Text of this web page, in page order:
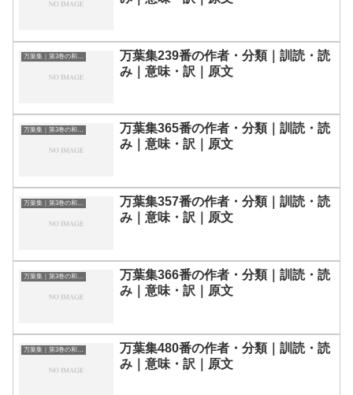
万葉集｜第3巻の和歌一覧
万葉集239番の作者・分類｜訓読・読
み｜意味・訳｜原文
万葉集｜第3巻の和歌一覧
万葉集365番の作者・分類｜訓読・読
み｜意味・訳｜原文
万葉集｜第3巻の和歌一覧
万葉集357番の作者・分類｜訓読・読
み｜意味・訳｜原文
万葉集｜第3巻の和歌一覧
万葉集366番の作者・分類｜訓読・読
み｜意味・訳｜原文
万葉集｜第3巻の和歌一覧
万葉集480番の作者・分類｜訓読・読
み｜意味・訳｜原文